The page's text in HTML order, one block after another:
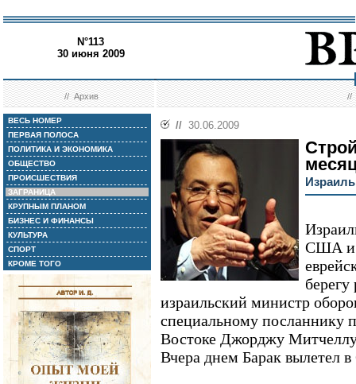
N°113
30 июня 2009
//Архив //
ВЕСЬ НОМЕР
ПЕРВАЯ ПОЛОСА
ПОЛИТИКА И ЭКОНОМИКА
ОБЩЕСТВО
ПРОИСШЕСТВИЯ
ЗАГРАНИЦА
КРУПНЫМ ПЛАНОМ
БИЗНЕС И ФИНАНСЫ
КУЛЬТУРА
СПОРТ
КРОМЕ ТОГО
// 30.06.2009
США и
израильский министр
специальному
Востоке Джорджу
Вчера днем Барак вылетел